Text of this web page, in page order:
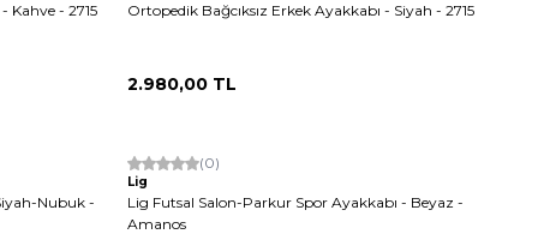
Kahve - 2715 Ortopedik Bağcıksız Erkek Ayakkabı - Siyah - 2715
2.980,00 TL
Nubuk -
(0)
Lig
Lig Futsal Salon-Parkur Spor Ayakkabı - Beyaz -
Amanos